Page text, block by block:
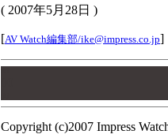
( 2007年5月28日 )
[AV Watch編集部/ike@impress.co.jp]
Copyright (c)2007 Impress